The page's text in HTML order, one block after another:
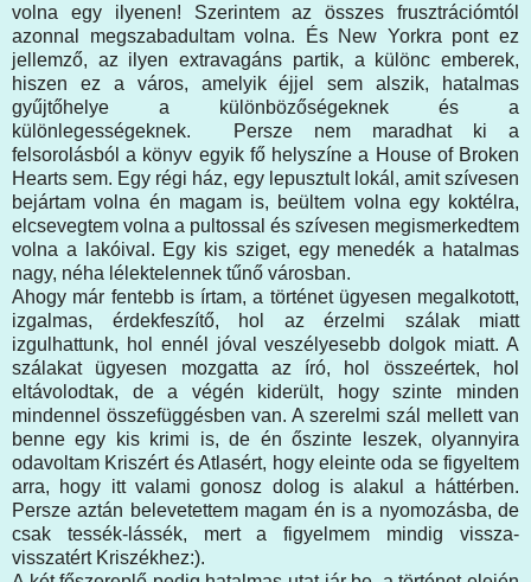
volna egy ilyenen! Szerintem az összes frusztrációmtól
azonnal megszabadultam volna. És New Yorkra pont ez
jellemző, az ilyen extravagáns partik, a különc emberek,
hiszen ez a város, amelyik éjjel sem alszik, hatalmas
gyűjtőhelye a különbözőségeknek és a
különlegességeknek. Persze nem maradhat ki a
felsorolásból a könyv egyik fő helyszíne a House of Broken
Hearts sem. Egy régi ház, egy lepusztult lokál, amit szívesen
bejártam volna én magam is, beültem volna egy koktélra,
elcsevegtem volna a pultossal és szívesen megismerkedtem
volna a lakóival. Egy kis sziget, egy menedék a hatalmas
nagy, néha lélektelennek tűnő városban.
Ahogy már fentebb is írtam, a történet ügyesen megalkotott,
izgalmas, érdekfeszítő, hol az érzelmi szálak miatt
izgulhattunk, hol ennél jóval veszélyesebb dolgok miatt. A
szálakat ügyesen mozgatta az író, hol összeértek, hol
eltávolodtak, de a végén kiderült, hogy szinte minden
mindennel összefüggésben van. A szerelmi szál mellett van
benne egy kis krimi is, de én őszinte leszek, olyannyira
odavoltam Kriszért és Atlasért, hogy eleinte oda se figyeltem
arra, hogy itt valami gonosz dolog is alakul a háttérben.
Persze aztán belevetettem magam én is a nyomozásba, de
csak tessék-lássék, mert a figyelmem mindig vissza-
visszatért Kriszékhez:).